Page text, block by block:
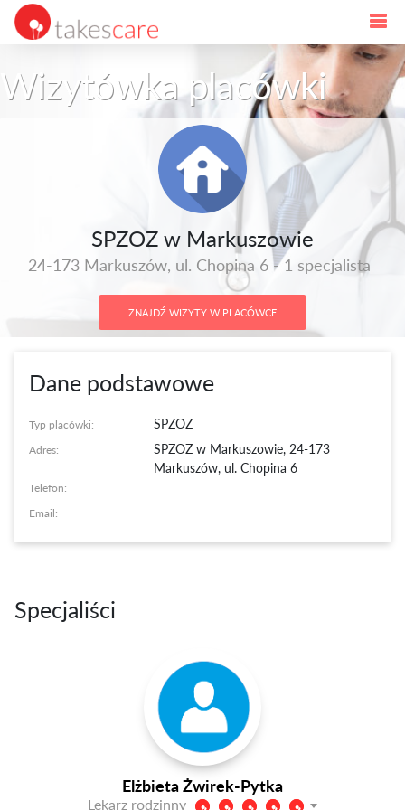
Wizytówka placówki
SPZOZ w Markuszowie
24-173 Markuszów, ul. Chopina 6 - 1 specjalista
ZNAJDŹ WIZYTY W PLACÓWCE
Dane podstawowe
Typ placówki: SPZOZ
Adres: SPZOZ w Markuszowie, 24-173
Markuszów, ul. Chopina 6
Telefon:
Email:
Specjaliści
Elżbieta Żwirek-Pytka
Lekarz rodzinny